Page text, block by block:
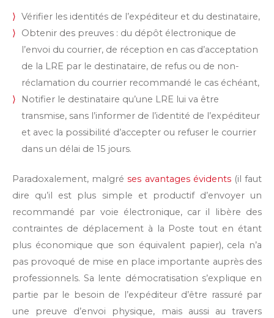
Vérifier les identités de l’expéditeur et du destinataire,
Obtenir des preuves : du dépôt électronique de
l’envoi du courrier, de réception en cas d’acceptation
de la LRE par le destinataire, de refus ou de non-
réclamation du courrier recommandé le cas échéant,
Notifier le destinataire qu’une LRE lui va être
transmise, sans l’informer de l’identité de l’expéditeur
et avec la possibilité d’accepter ou refuser le courrier
dans un délai de 15 jours.
Paradoxalement, malgréses avantages évidents(il faut
dire qu’il est plus simple et productif d’envoyer un
recommandé par voie électronique, car il libère des
contraintes de déplacement à la Poste tout en étant
plus économique que son équivalent papier), cela n’a
pas provoqué de mise en place importante auprès des
professionnels. Sa lente démocratisation s’explique en
partie par le besoin de l’expéditeur d’être rassuré par
une preuve d’envoi physique, mais aussi au travers